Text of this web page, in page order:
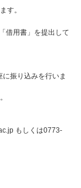
す。
借用書」を提出して
振り込みを行いま
もしくは0773-